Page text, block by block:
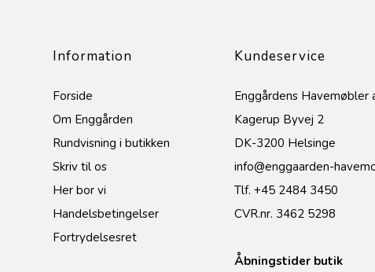
Information
Forside
Om Enggården
Rundvisning i butikken
Skriv til os
Her bor vi
Handelsbetingelser
Fortrydelsesret
Kundeservice
Enggårdens Havemøbler
Kagerup Byvej 2
DK-3200 Helsinge
info@enggaarden-
Tlf. +45 2484 3450
CVR.nr. 3462 5298
Åbningstider butik